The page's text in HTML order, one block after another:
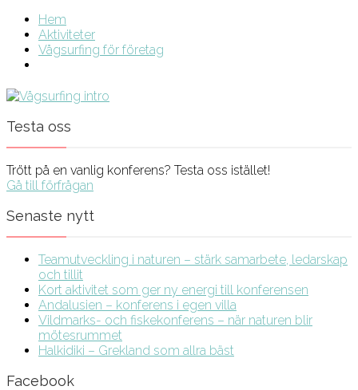
Hem
Aktiviteter
Vågsurfing för företag
Testa oss
Trött på en vanlig konferens? Testa oss istället!
Gå till förfrågan
Senaste nytt
Teamutveckling i naturen – stärk samarbete, ledarskap
och tillit
Kort aktivitet som ger ny energi till konferensen
Andalusien – konferens i egen villa
Vildmarks- och fiskekonferens – när naturen blir
mötesrummet
Halkidiki – Grekland som allra bäst
Facebook